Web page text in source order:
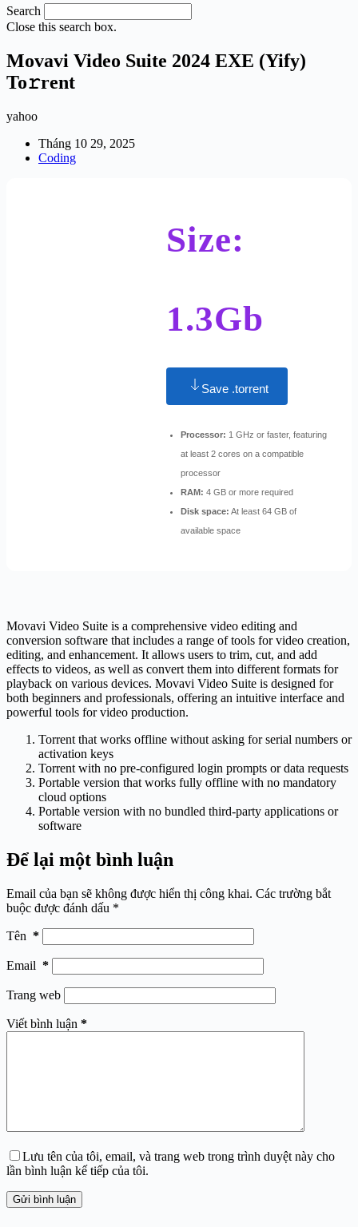
Search
Close this search box.
Movavi Video Suite 2024 EXE (Yify)
To𝚛rent
yahoo
Tháng 10 29, 2025
Coding
Size:
1.3Gb
Save .torrent
Processor: 1 GHz or faster, featuring
at least 2 cores on a compatible
processor
RAM: 4 GB or more required
Disk space: At least 64 GB of
available space
Movavi Video Suite is a comprehensive video editing and
conversion software that includes a range of tools for video creation,
editing, and enhancement. It allows users to trim, cut, and add
effects to videos, as well as convert them into different formats for
playback on various devices. Movavi Video Suite is designed for
both beginners and professionals, offering an intuitive interface and
powerful tools for video production.
Torrent that works offline without asking for serial numbers or
activation keys
Torrent with no pre-configured login prompts or data requests
Portable version that works fully offline with no mandatory
cloud options
Portable version with no bundled third-party applications or
software
Để lại một bình luận
Email của bạn sẽ không được hiển thị công khai. Các trường bắt
buộc được đánh dấu *
Tên *
Email *
Trang web
Viết bình luận *
Lưu tên của tôi, email, và trang web trong trình duyệt này cho
lần bình luận kế tiếp của tôi.
Gửi bình luận